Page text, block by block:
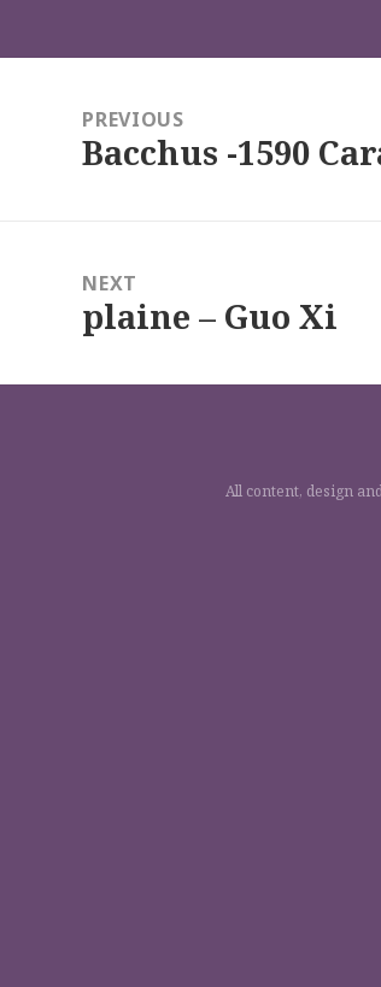
l’article
PREVIOUS
Previous
Bacchus -1590
NEXT
Next
plaine – Guo Xi
All content, design